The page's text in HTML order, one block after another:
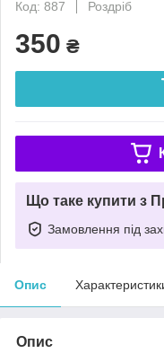
Код: 887
Роздріб
350 ₴
Що таке купити з
Замовлення під
Опис
Опис